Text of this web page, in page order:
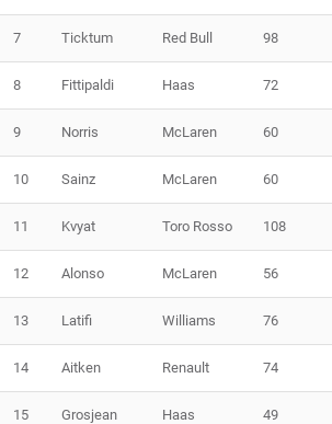
7 Ticktum Red Bull 98
8 Fittipaldi Haas 72
9 Norris McLaren 60
10 Sainz McLaren 60
11 Kvyat Toro Rosso 108
12 Alonso McLaren 56
13 Latifi Williams 76
14 Aitken Renault 74
15 Grosjean Haas 49